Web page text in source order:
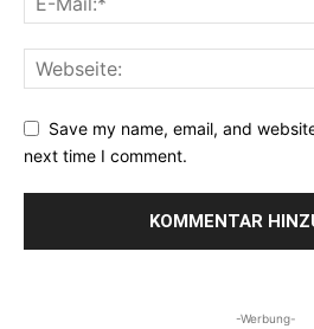
Save my name, email, and
next time I comment.
-Werbung-